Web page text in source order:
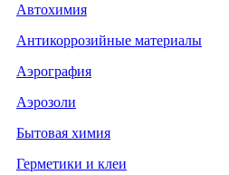
Автохимия
Антикоррозийные материалы
Аэрография
Аэрозоли
Бытовая химия
Герметики и клеи